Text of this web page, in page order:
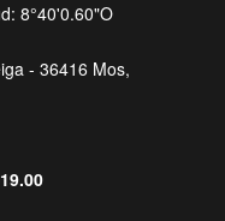
8°40'0.60"O
- 36416 Mos,